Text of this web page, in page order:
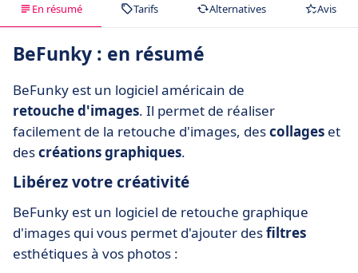
En résumé Tarifs Alternatives Avis
BeFunky : en résumé
BeFunky est un logiciel américain de
retouche d'images. Il permet de réaliser
facilement de la retouche d'images, descollages et
descréations graphiques.
Libérez votre créativité
BeFunky est un logiciel de retouche graphique
d'images qui vous permet d'ajouter desfiltres
esthétiques à vos photos :